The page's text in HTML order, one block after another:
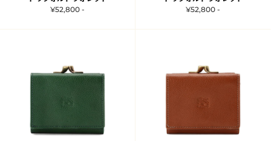
¥52,800 -
¥52,800 -